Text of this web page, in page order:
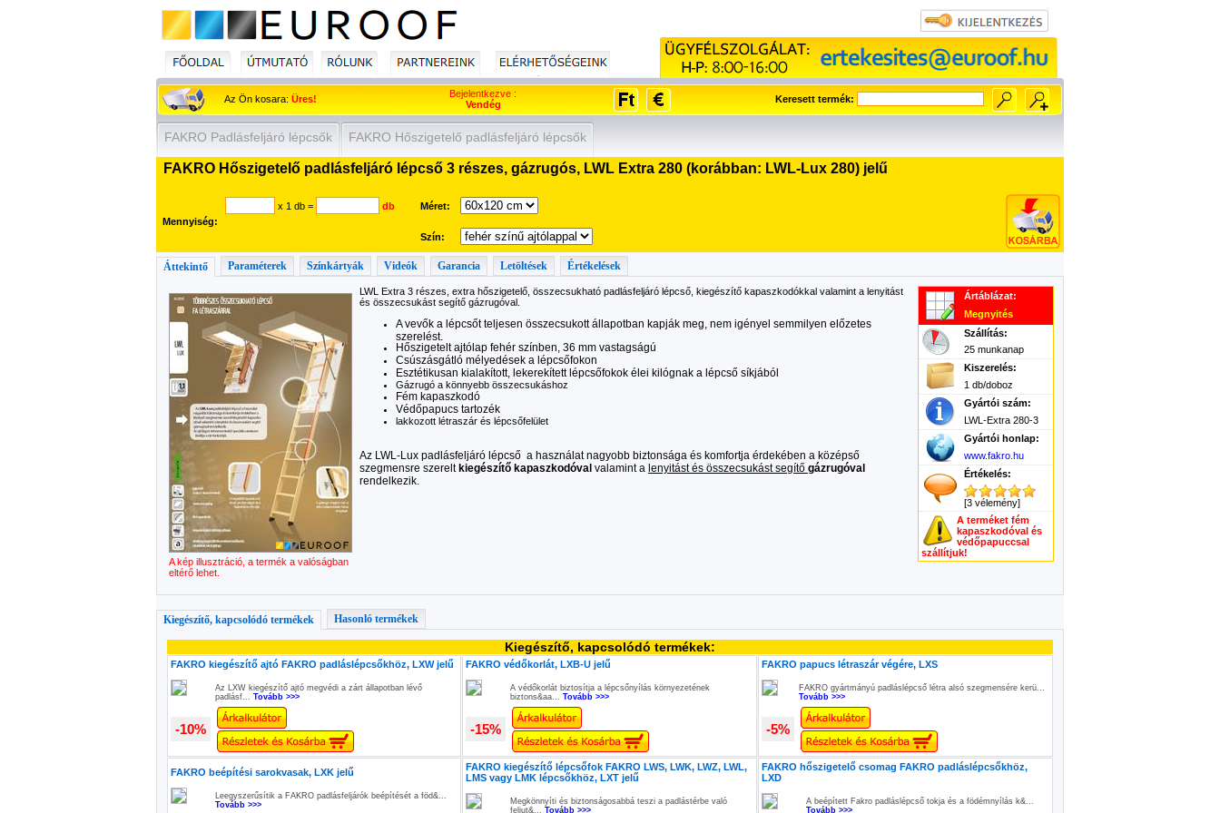
Az Ön kosara: Üres!
Bejelentkezve :
Vendég
Keresett termék:
FAKRO Padlásfeljáró lépcsők FAKRO Hőszigetelő padlásfeljáró lépcsők
FAKRO Hőszigetelő padlásfeljáró lépcső 3 részes, gázrugós, LWL Extra 280 (korábban: LWL-Lux 280) jelű
Mennyiség:
x 1 db = db Méret:
Szín:
Áttekintő Paraméterek Színkártyák Videók Garancia Letöltések Értékelések
A kép illusztráció, a termék a valóságban
eltérő lehet.
LWL Extra 3 részes, extra hőszigetelő, összecsukható padlásfeljáró lépcső, kiegészítő kapaszkodókkal valamint a lenyitást
és összecsukást segítő gázrugóval.
A vevők a lépcsőt teljesen összecsukott állapotban kapják meg, nem igényel semmilyen előzetes
szerelést.
Hőszigetelt ajtólap fehér színben, 36 mm vastagságú
Csúszásgátló mélyedések a lépcsőfokon
Esztétikusan kialakított, lekerekített lépcsőfokok élei kilógnak a lépcső síkjából
Gázrugó a könnyebb összecsukáshoz
Fém kapaszkodó
Védőpapucs tartozék
lakkozott létraszár és lépcsőfelület
Az LWL-Lux padlásfeljáró lépcső a használat nagyobb biztonsága és komfortja érdekében a középső
szegmensre szerelt kiegészítő kapaszkodóval valamint a lenyitást és összecsukást segítő gázrugóval
rendelkezik.
Ártáblázat:
Megnyités
Szállítás:
25 munkanap
Kiszerelés:
1 db/doboz
Gyártói szám:
LWL-Extra 280-3
Gyártói honlap:
www.fakro.hu
Értékelés:
[3 vélemény]
A terméket fém
kapaszkodóval és
védőpapuccsal
szállítjuk!
Kiegészítő, kapcsolódó termékek Hasonló termékek
Kiegészítő, kapcsolódó termékek:
FAKRO kiegészítő ajtó FAKRO padláslépcsőkhöz, LXW jelű
Az LXW kiegészítő ajtó megvédi a zárt állapotban lévő
padlásf... Tovább >>>
-10%
FAKRO védőkorlát, LXB-U jelű
A védőkorlát biztosítja a lépcsőnyílás környezetének
biztons&aa... Tovább >>>
-15%
FAKRO papucs létraszár végére, LXS
FAKRO gyártmányú padláslépcső létra alsó szegmensére kerü...
Tovább >>>
-5%
FAKRO beépítési sarokvasak, LXK jelű
Leegyszerűsítik a FAKRO padlásfeljárók beépítését a föd&...
Tovább >>>
FAKRO kiegészítő lépcsőfok FAKRO LWS, LWK, LWZ, LWL,
LMS vagy LMK lépcsőkhöz, LXT jelű
Megkönnyíti és biztonságosabbá teszi a padlástérbe való
feljut&... Tovább >>>
FAKRO hőszigetelő csomag FAKRO padláslépcsőkhöz,
LXD
A beépített Fakro padláslépcső tokja és a födémnyílás k&...
Tovább >>>